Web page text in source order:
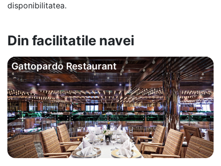
disponibilitatea.
Din facilitatile navei
Gattopardo Restaurant